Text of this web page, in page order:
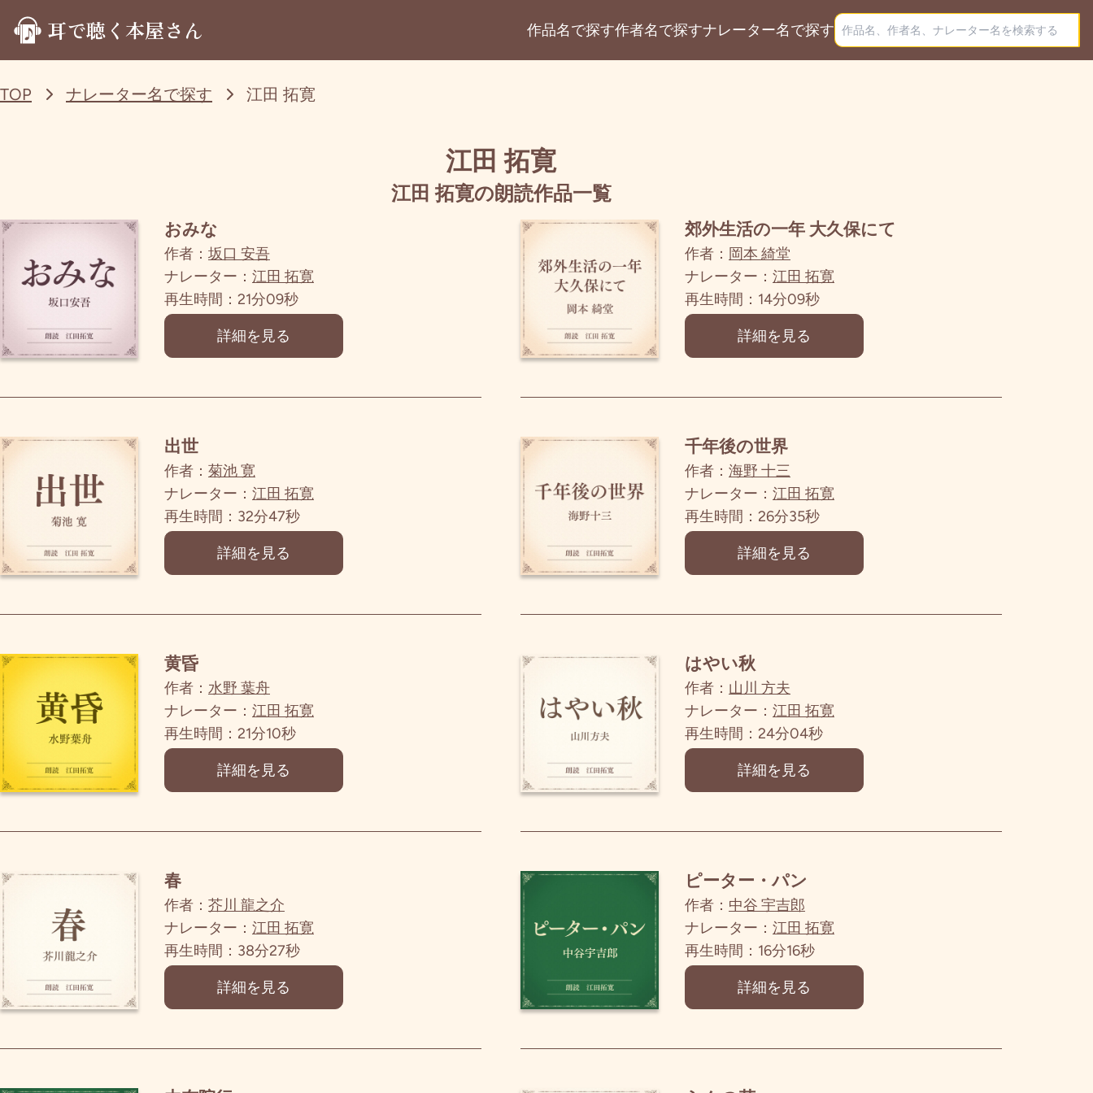
耳で聴く本屋さん 作品名で探す作者名で探すナレーター名で探す
TOP ナレーター名で探す 江田 拓寛
江田 拓寛
江田 拓寛の朗読作品一覧
おみな
作者： 坂口 安吾
ナレーター： 江田 拓寛
再生時間：21分09秒
詳細を見る
郊外生活の一年 大久保にて
作者： 岡本 綺堂
ナレーター： 江田 拓寛
再生時間：14分09秒
詳細を見る
出世
作者： 菊池 寛
ナレーター： 江田 拓寛
再生時間：32分47秒
詳細を見る
千年後の世界
作者： 海野 十三
ナレーター： 江田 拓寛
再生時間：26分35秒
詳細を見る
黄昏
作者： 水野 葉舟
ナレーター： 江田 拓寛
再生時間：21分10秒
詳細を見る
はやい秋
作者： 山川 方夫
ナレーター： 江田 拓寛
再生時間：24分04秒
詳細を見る
春
作者： 芥川 龍之介
ナレーター： 江田 拓寛
再生時間：38分27秒
詳細を見る
ピーター・パン
作者： 中谷 宇吉郎
ナレーター： 江田 拓寛
再生時間：16分16秒
詳細を見る